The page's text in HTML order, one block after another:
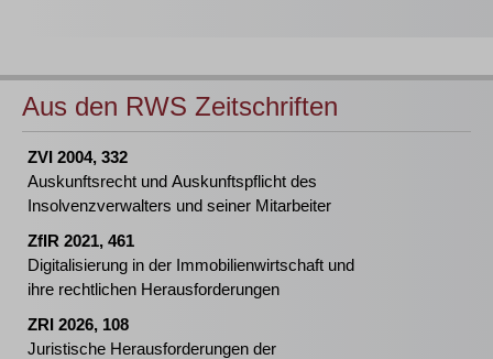
Aus den RWS Zeitschriften
ZVI 2004, 332
Auskunftsrecht und Auskunftspflicht des
Insolvenzverwalters und seiner Mitarbeiter
ZfIR 2021, 461
Digitalisierung in der Immobilienwirtschaft und
ihre rechtlichen Herausforderungen
ZRI 2026, 108
Juristische Herausforderungen der